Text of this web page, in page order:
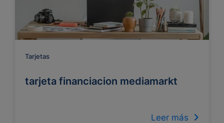
Tarjetas
tarjeta financiacion mediamarkt
Leer más